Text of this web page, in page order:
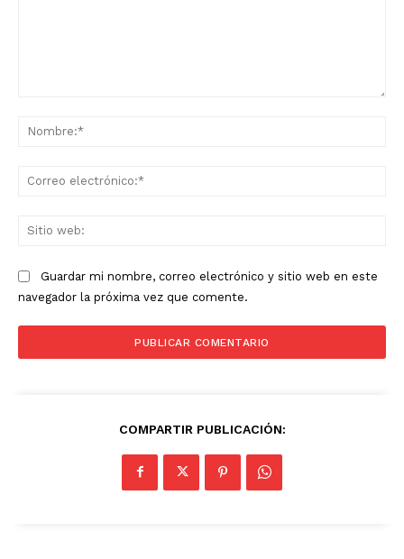
Guardar mi nombre, correo electrónico y sitio web en este
navegador la próxima vez que comente.
COMPARTIR PUBLICACIÓN: